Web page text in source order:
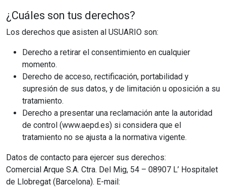
¿Cuáles son tus derechos?
Los derechos que asisten al USUARIO son:
Derecho a retirar el consentimiento en cualquier
momento.
Derecho de acceso, rectificación, portabilidad y
supresión de sus datos, y de limitación u oposición a su
tratamiento.
Derecho a presentar una reclamación ante la autoridad
de control (www.aepd.es) si considera que el
tratamiento no se ajusta a la normativa vigente.
Datos de contacto para ejercer sus derechos:
Comercial Arque S.A. Ctra. Del Mig, 54 – 08907 L’ Hospitalet
de Llobregat (Barcelona). E-mail: